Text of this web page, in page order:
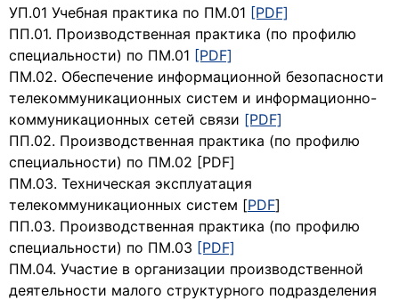
УП.01 Учебная практика по ПМ.01 [PDF]
ПП.01. Производственная практика (по профилю
специальности) по ПМ.01 [PDF]
ПМ.02. Обеспечение информационной безопасности
телекоммуникационных систем и информационно-
коммуникационных сетей связи [PDF]
ПП.02. Производственная практика (по профилю
специальности) по ПМ.02 [PDF]
ПМ.03. Техническая эксплуатация
телекоммуникационных систем [PDF]
ПП.03. Производственная практика (по профилю
специальности) по ПМ.03 [PDF]
ПМ.04. Участие в организации производственной
деятельности малого структурного подразделения